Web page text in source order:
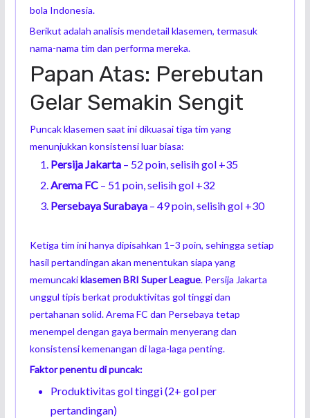
bola Indonesia.
Berikut adalah analisis mendetail klasemen, termasuk
nama-nama tim dan performa mereka.
Papan Atas: Perebutan
Gelar Semakin Sengit
Puncak klasemen saat ini dikuasai tiga tim yang
menunjukkan konsistensi luar biasa:
Persija Jakarta– 52 poin, selisih gol +35
Arema FC– 51 poin, selisih gol +32
Persebaya Surabaya– 49 poin, selisih gol +30
Ketiga tim ini hanya dipisahkan 1–3 poin, sehingga setiap
hasil pertandingan akan menentukan siapa yang
memuncakiklasemen BRI Super League. Persija Jakarta
unggul tipis berkat produktivitas gol tinggi dan
pertahanan solid. Arema FC dan Persebaya tetap
menempel dengan gaya bermain menyerang dan
konsistensi kemenangan di laga-laga penting.
Faktor penentu di puncak:
Produktivitas gol tinggi (2+ gol per
pertandingan)